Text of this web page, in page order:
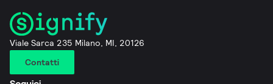
Viale Sarca 235 Milano, MI, 20126
Contatti